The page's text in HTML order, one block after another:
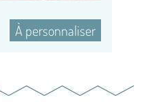
À personnaliser